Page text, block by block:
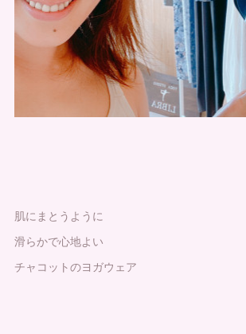
肌にまとうように
滑らかで心地よい
チャコットのヨガウェア